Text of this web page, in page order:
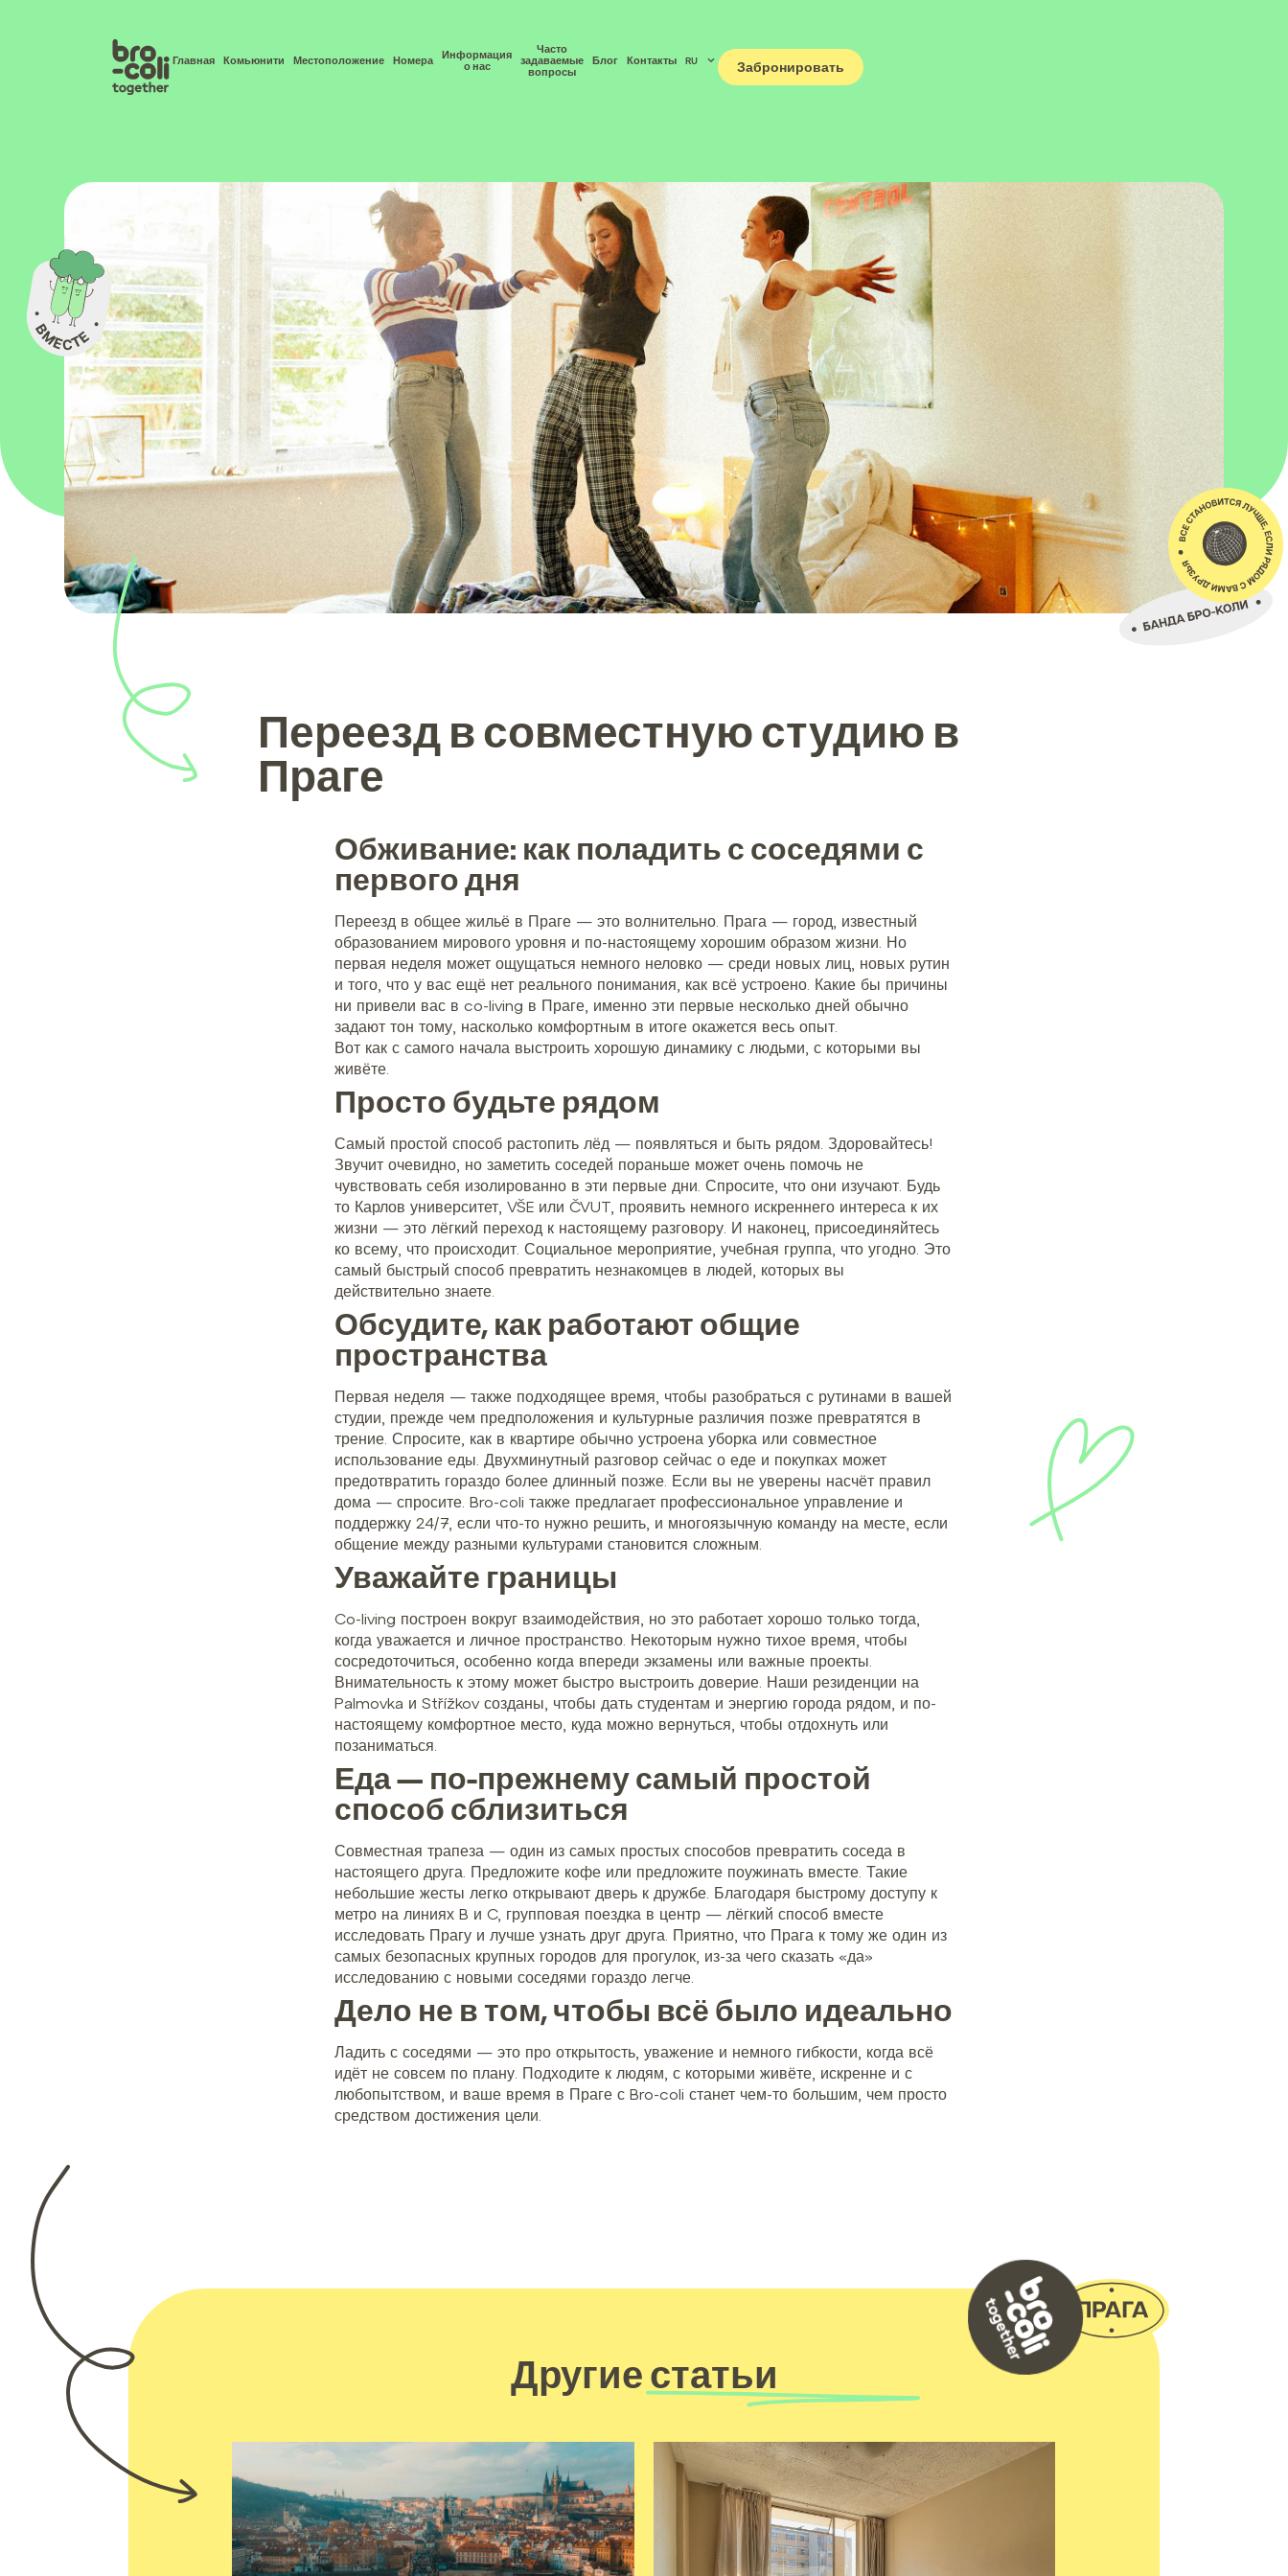
Главная Комьюнити Местоположение Номера
Информация
о нас
Часто
задаваемые
вопросы
Блог Контакты RU Забронировать
Переезд в совместную студию в
Праге
Обживание: как поладить с соседями с
первого дня
Переезд в общее жильё в Праге — это волнительно. Прага — город, известный
образованием мирового уровня и по-настоящему хорошим образом жизни. Но
первая неделя может ощущаться немного неловко — среди новых лиц, новых рутин
и того, что у вас ещё нет реального понимания, как всё устроено. Какие бы причины
ни привели вас в co-living в Праге, именно эти первые несколько дней обычно
задают тон тому, насколько комфортным в итоге окажется весь опыт.
Вот как с самого начала выстроить хорошую динамику с людьми, с которыми вы
живёте.
Просто будьте рядом
Самый простой способ растопить лёд — появляться и быть рядом. Здоровайтесь!
Звучит очевидно, но заметить соседей пораньше может очень помочь не
чувствовать себя изолированно в эти первые дни. Спросите, что они изучают. Будь
то Карлов университет, VŠE или ČVUT, проявить немного искреннего интереса к их
жизни — это лёгкий переход к настоящему разговору. И наконец, присоединяйтесь
ко всему, что происходит. Социальное мероприятие, учебная группа, что угодно. Это
самый быстрый способ превратить незнакомцев в людей, которых вы
действительно знаете.
Обсудите, как работают общие
пространства
Первая неделя — также подходящее время, чтобы разобраться с рутинами в вашей
студии, прежде чем предположения и культурные различия позже превратятся в
трение. Спросите, как в квартире обычно устроена уборка или совместное
использование еды. Двухминутный разговор сейчас о еде и покупках может
предотвратить гораздо более длинный позже. Если вы не уверены насчёт правил
дома — спросите. Bro-coli также предлагает профессиональное управление и
поддержку 24/7, если что-то нужно решить, и многоязычную команду на месте, если
общение между разными культурами становится сложным.
Уважайте границы
Co-living построен вокруг взаимодействия, но это работает хорошо только тогда,
когда уважается и личное пространство. Некоторым нужно тихое время, чтобы
сосредоточиться, особенно когда впереди экзамены или важные проекты.
Внимательность к этому может быстро выстроить доверие. Наши резиденции на
Palmovka и Střížkov созданы, чтобы дать студентам и энергию города рядом, и по-
настоящему комфортное место, куда можно вернуться, чтобы отдохнуть или
позаниматься.
Еда — по-прежнему самый простой
способ сблизиться
Совместная трапеза — один из самых простых способов превратить соседа в
настоящего друга. Предложите кофе или предложите поужинать вместе. Такие
небольшие жесты легко открывают дверь к дружбе. Благодаря быстрому доступу к
метро на линиях B и C, групповая поездка в центр — лёгкий способ вместе
исследовать Прагу и лучше узнать друг друга. Приятно, что Прага к тому же один из
самых безопасных крупных городов для прогулок, из-за чего сказать «да»
исследованию с новыми соседями гораздо легче.
Дело не в том, чтобы всё было идеально
Ладить с соседями — это про открытость, уважение и немного гибкости, когда всё
идёт не совсем по плану. Подходите к людям, с которыми живёте, искренне и с
любопытством, и ваше время в Праге с Bro-coli станет чем-то большим, чем просто
средством достижения цели.
Другие статьи